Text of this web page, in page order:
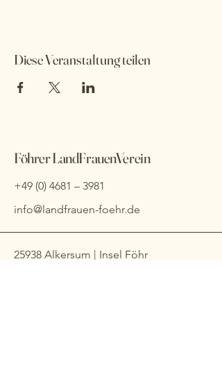
Diese Veranstaltung teilen
Föhrer LandFrauenVerein
+49 (0) 4681 – 3981
info@landfrauen-foehr.de
25938 Alkersum | Insel Föhr